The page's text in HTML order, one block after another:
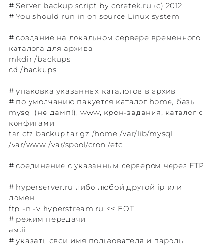
# Server backup script by coretek.ru (c) 2012
# You should run in on source Linux system
# создание на локальном сервере временного
каталога для архива
mkdir /backups
cd /backups
# упаковка указанных каталогов в архив
# по умолчанию пакуется каталог home, базы
mysql (не дамп!), www, крон-задания, каталог с
конфигами
tar cfz backup.tar.gz /home /var/lib/mysql
/var/www /var/spool/cron /etc
# соединение с указанным сервером через FTP
# hyperserver.ru либо любой другой ip или
домен
ftp -n -v hyperstream.ru << EOT
# режим передачи
ascii
# указать свои имя пользователя и пароль